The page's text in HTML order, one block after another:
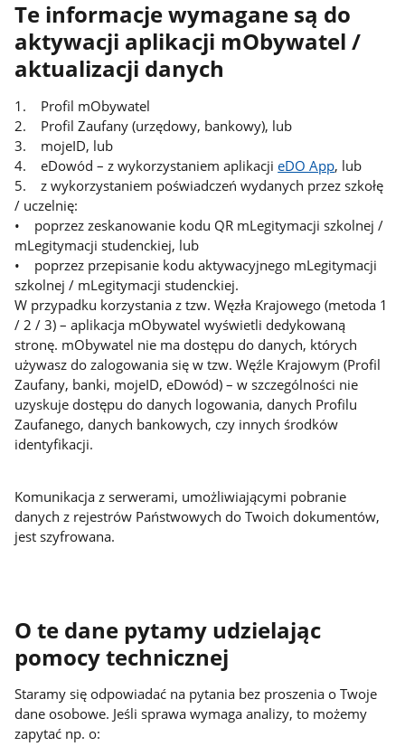
Te informacje wymagane są do
aktywacji aplikacji mObywatel /
aktualizacji danych
1. Profil mObywatel
2. Profil Zaufany (urzędowy, bankowy), lub
3. mojeID, lub
4. eDowód – z wykorzystaniem aplikacjieDO App, lub
5. z wykorzystaniem poświadczeń wydanych przez szkołę
/ uczelnię:
• poprzez zeskanowanie kodu QR mLegitymacji szkolnej /
mLegitymacji studenckiej, lub
• poprzez przepisanie kodu aktywacyjnego mLegitymacji
szkolnej / mLegitymacji studenckiej.
W przypadku korzystania z tzw. Węzła Krajowego (metoda 1
/ 2 / 3) – aplikacja mObywatel wyświetli dedykowaną
stronę. mObywatel nie ma dostępu do danych, których
używasz do zalogowania się w tzw. Węźle Krajowym (Profil
Zaufany, banki, mojeID, eDowód) – w szczególności nie
uzyskuje dostępu do danych logowania, danych Profilu
Zaufanego, danych bankowych, czy innych środków
identyfikacji.
Komunikacja z serwerami, umożliwiającymi pobranie
danych z rejestrów Państwowych do Twoich dokumentów,
jest szyfrowana.
O te dane pytamy udzielając
pomocy technicznej
Staramy się odpowiadać na pytania bez proszenia o Twoje
dane osobowe. Jeśli sprawa wymaga analizy, to możemy
zapytać np. o: